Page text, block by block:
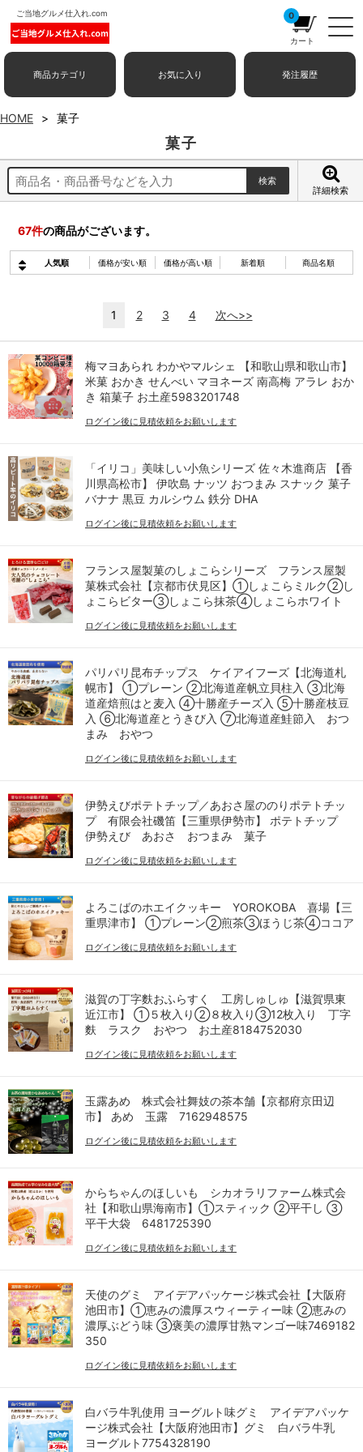
ご当地グルメ仕入れ.com 0
カート
商品カテゴリ お気に入り 発注履歴
HOME 菓子
菓子
詳細検索
67件の商品がございます。
人気順 価格が安い順 価格が高い順 新着順 商品名順
1 2 3 4 次へ>>
梅マヨあられ わかやマルシェ 【和歌山県和歌山市】
米菓 おかき せんべい マヨネーズ 南高梅 アラレ おか
き 箱菓子 お土産5983201748
ログイン後に見積依頼をお願いします
「イリコ」美味しい小魚シリーズ 佐々木進商店 【香
川県高松市】 伊吹島 ナッツ おつまみ スナック 菓子
バナナ 黒豆 カルシウム 鉄分 DHA
ログイン後に見積依頼をお願いします
フランス屋製菓のしょこらシリーズ フランス屋製
菓株式会社【京都市伏見区】➀しょこらミルク②し
ょこらビター③しょこら抹茶④しょこらホワイト
ログイン後に見積依頼をお願いします
パリパリ昆布チップス ケイアイフーズ【北海道札
幌市】 ①プレーン ②北海道産帆立貝柱入 ③北海
道産焙煎はと麦入 ④十勝産チーズ入 ⑤十勝産枝豆
入 ⑥北海道産とうきび入 ⑦北海道産鮭節入 おつ
まみ おやつ
ログイン後に見積依頼をお願いします
伊勢えびポテトチップ／あおさ屋ののりポテトチッ
プ 有限会社磯笛【三重県伊勢市】 ポテトチップ
伊勢えび あおさ おつまみ 菓子
ログイン後に見積依頼をお願いします
よろこばのホエイクッキー YOROKOBA 喜場【三
重県津市】 ①プレーン②煎茶③ほうじ茶④ココア
ログイン後に見積依頼をお願いします
滋賀の丁字麩おふらすく 工房しゅしゅ【滋賀県東
近江市】 ①５枚入り②８枚入り③12枚入り 丁字
麩 ラスク おやつ お土産8184752030
ログイン後に見積依頼をお願いします
玉露あめ 株式会社舞妓の茶本舗【京都府京田辺
市】 あめ 玉露 7162948575
ログイン後に見積依頼をお願いします
からちゃんのほしいも シカオラリファーム株式会
社【和歌山県海南市】①スティック ②平干し ③
平干大袋 6481725390
ログイン後に見積依頼をお願いします
天使のグミ アイデアパッケージ株式会社【大阪府
池田市】①恵みの濃厚スウィーティー味 ②恵みの
濃厚ぶどう味 ③褒美の濃厚甘熟マンゴー味7469182
350
ログイン後に見積依頼をお願いします
白バラ牛乳使用 ヨーグルト味グミ アイデアパッケ
ージ株式会社【大阪府池田市】グミ 白バラ牛乳
ヨーグルト7754328190